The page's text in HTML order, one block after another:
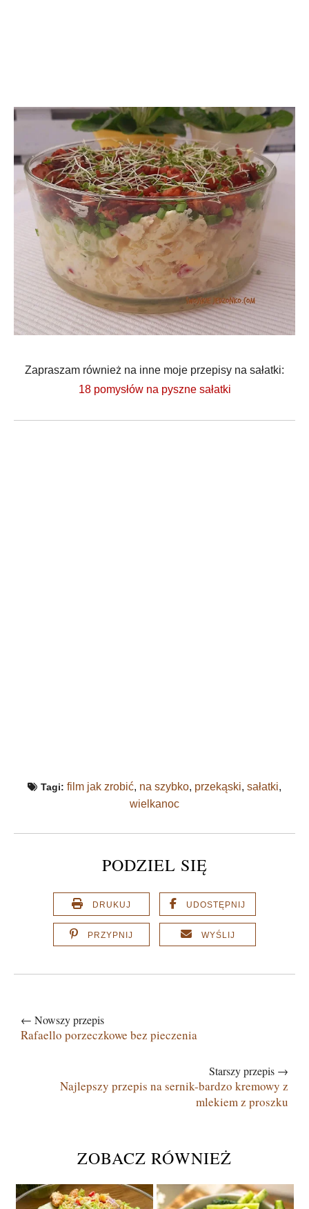
Zapraszam również na inne moje przepisy na sałatki:
18 pomysłów na pyszne sałatki
Tagi: film jak zrobić, na szybko, przekąski, sałatki,
wielkanoc
PODZIEL SIĘ
DRUKUJ UDOSTĘPNIJ
PRZYPNIJ WYŚLIJ
← Nowszy przepis
Rafaello porzeczkowe bez pieczenia
Starszy przepis →
Najlepszy przepis na sernik-bardzo kremowy z
mlekiem z proszku
ZOBACZ RÓWNIEŻ